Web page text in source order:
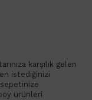
karşılık gelen
istediğinizi
ürünleri